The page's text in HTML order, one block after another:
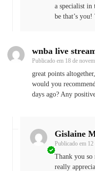
a specialist in
be that’s
wnba live
Publicado em 18 de
great points
would you
days ago? Any
Gislaine
Publicado em 12
Thank you so
really